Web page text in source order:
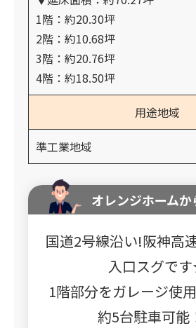
1階：約20.30坪
2階：約10.68坪
3階：約20.76坪
4階：約18.50坪
用途地域
準工業地域
オレンジホーム
国道2号線沿い!阪神高
入口スグで
1階部分をガレージ使
約5台駐車可